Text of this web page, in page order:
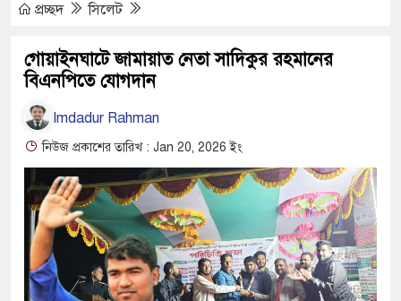
প্রচ্ছদ সিলেট
গোয়াইনঘাটে জামায়াত নেতা সাদিকুর রহমানের
বিএনপিতে যোগদান
Imdadur Rahman
নিউজ প্রকাশের তারিখ : Jan 20, 2026 ইং